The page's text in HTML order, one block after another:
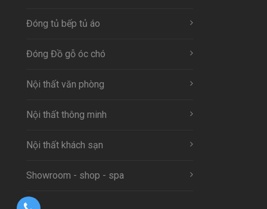
Đóng tủ bếp tủ áo
Đóng Đồ gỗ óc chó
Nội thất văn phòng
Nội thất thông minh
Nội thất khách sạn
Showroom - shop - spa